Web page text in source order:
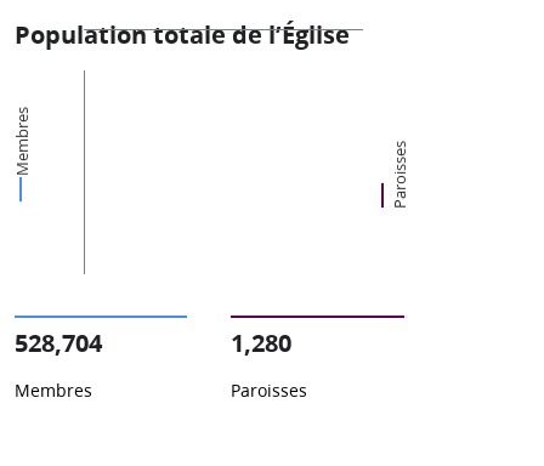
Population totale de l’Église
Membres Paroisses
528,704
Membres
1,280
Paroisses